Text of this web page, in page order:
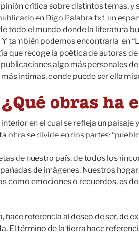
crítica sobre distintos temas, y
en Digo.Palabra.txt, un
todo el mundo donde la literatura
también podemos encontrarla en
que recoge la poética de autoras
publicaciones algo más personales
íntimas, donde puede ser ella
en el cual se refleja un paisaje
se divide en dos partes:
de nuestro país, de todos los
de imágenes. Nuestros
como emociones o recuerdos, es
hace referencia al deseo de ser, de
El término de la tierra hace